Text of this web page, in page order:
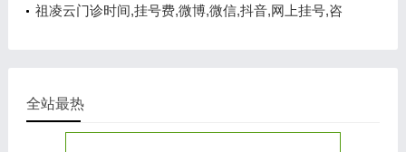
询电话,在线咨询
祖凌云门诊时间,挂号费,微博,微信,抖音,网上挂号,咨
全站最热